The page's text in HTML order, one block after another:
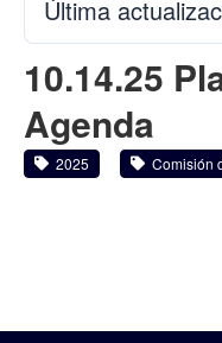
Última
10.14.25
Agenda
2025 Comisión